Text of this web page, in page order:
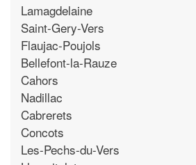
Lamagdelaine
Saint-Gery-Vers
Flaujac-Poujols
Bellefont-la-Rauze
Cahors
Nadillac
Cabrerets
Concots
Les-Pechs-du-Vers